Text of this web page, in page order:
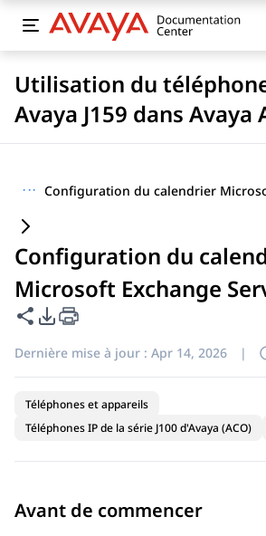
Utilisation du
Avaya J159 dans Avaya
···
Configuration du
Microsoft Exchange
Partager cette page
Options d'exportation PDF
Dernière mise à jour : Apr 14, 2026 |
Téléphones et appareils
Téléphones IP de la série J100 d'Avaya (ACO)
Avant de commencer